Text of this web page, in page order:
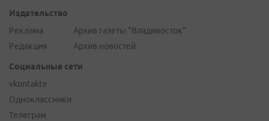
Издательство
Реклама
Редакция
Архив газеты "Владивосток"
Архив новостей
Социальные сети
vkontakte
Одноклассники
Телеграм